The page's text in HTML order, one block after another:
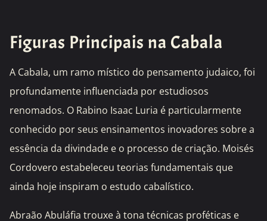
Figuras Principais na Cabala
A Cabala, um ramo místico do pensamento judaico, foi
profundamente influenciada por estudiosos
renomados. O Rabino Isaac Luria é particularmente
conhecido por seus ensinamentos inovadores sobre a
essência da divindade e o processo de criação. Moisés
Cordovero estabeleceu teorias fundamentais que
ainda hoje inspiram o estudo cabalístico.
Abraão Abuláfia trouxe à tona técnicas proféticas e